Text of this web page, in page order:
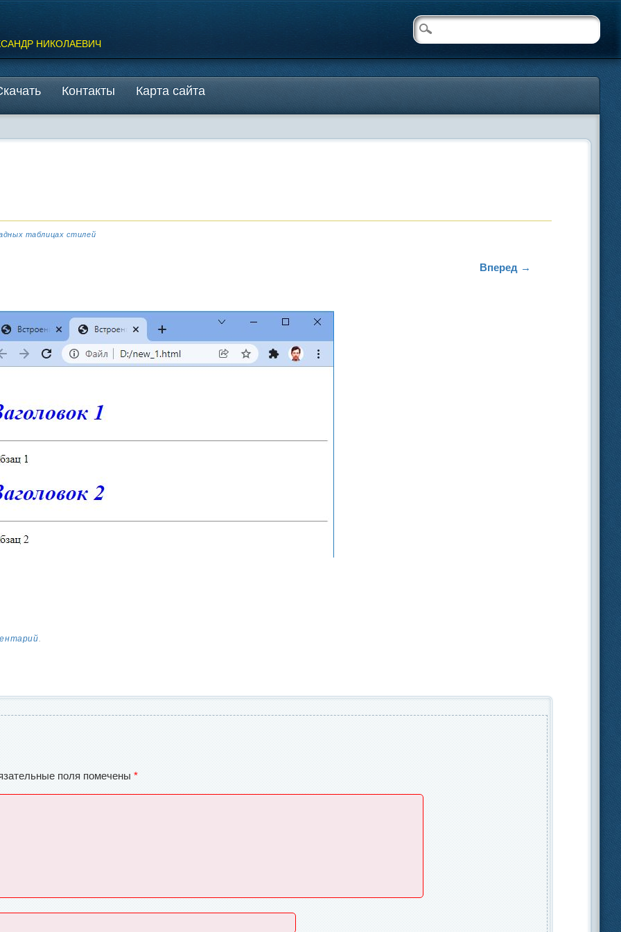
НИКОЛАЕВИЧ
Контакты Карта сайта
таблицах стилей
Вперед →
.
поля помечены*